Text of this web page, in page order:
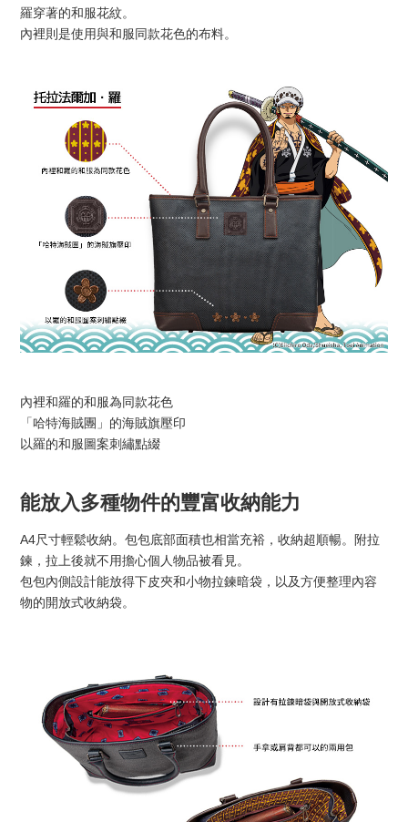
羅穿著的和服花紋。
內裡則是使用與和服同款花色的布料。
內裡和羅的和服為同款花色
「哈特海賊團」的海賊旗壓印
以羅的和服圖案刺繡點綴
能放入多種物件的豐富收納能力
A4尺寸輕鬆收納。包包底部面積也相當充裕，收納超順暢。附拉
鍊，拉上後就不用擔心個人物品被看見。
包包內側設計能放得下皮夾和小物拉鍊暗袋，以及方便整理內容
物的開放式收納袋。